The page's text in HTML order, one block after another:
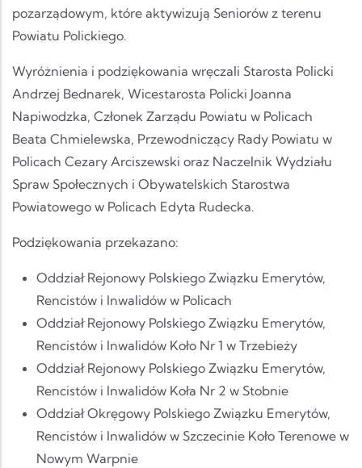
pozarządowym, które aktywizują Seniorów z terenu
Powiatu Polickiego.
Wyróżnienia i podziękowania wręczali Starosta Policki
Andrzej Bednarek, Wicestarosta Policki Joanna
Napiwodzka, Członek Zarządu Powiatu w Policach
Beata Chmielewska, Przewodniczący Rady Powiatu w
Policach Cezary Arciszewski oraz Naczelnik Wydziału
Spraw Społecznych i Obywatelskich Starostwa
Powiatowego w Policach Edyta Rudecka.
Podziękowania przekazano:
Oddział Rejonowy Polskiego Związku Emerytów,
Rencistów i Inwalidów w Policach
Oddział Rejonowy Polskiego Związku Emerytów,
Rencistów i Inwalidów Koło Nr 1 w Trzebieży
Oddział Rejonowy Polskiego Związku Emerytów,
Rencistów i Inwalidów Koła Nr 2 w Stobnie
Oddział Okręgowy Polskiego Związku Emerytów,
Rencistów i Inwalidów w Szczecinie Koło Terenowe w
Nowym Warpnie